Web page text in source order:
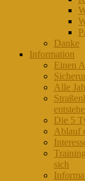
Danke
Information
Einen
Alle
Die 5
Ablauf
sich